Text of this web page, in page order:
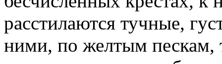
расстилаются тучные,
ними, по желтым пескам,